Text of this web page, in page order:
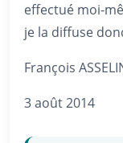
effectué moi-
je la diffuse
François
3 août 2014